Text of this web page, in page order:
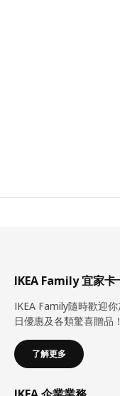
IKEA Family 宜家卡
IKEA Family隨時歡迎
日優惠及各類驚喜贈品！
了解更多